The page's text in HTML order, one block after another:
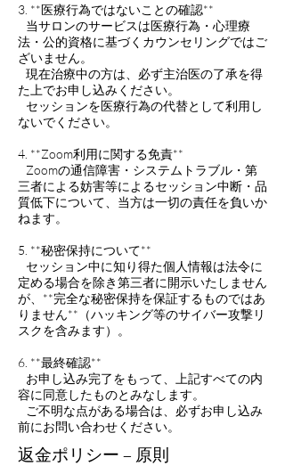
3. **医療行為ではないことの確認**
当サロンのサービスは医療行為・心理療
法・公的資格に基づくカウンセリングではご
ざいません。
現在治療中の方は、必ず主治医の了承を得
た上でお申し込みください。
セッションを医療行為の代替として利用し
ないでください。
4. **Zoom利用に関する免責**
Zoomの通信障害・システムトラブル・第
三者による妨害等によるセッション中断・品
質低下について、当方は一切の責任を負いか
ねます。
5. **秘密保持について**
セッション中に知り得た個人情報は法令に
定める場合を除き第三者に開示いたしません
が、**完全な秘密保持を保証するものではあ
りません**（ハッキング等のサイバー攻撃リ
スクを含みます）。
6. **最終確認**
お申し込み完了をもって、上記すべての内
容に同意したものとみなします。
ご不明な点がある場合は、必ずお申し込み
前にお問い合わせください。
返金ポリシー – 原則